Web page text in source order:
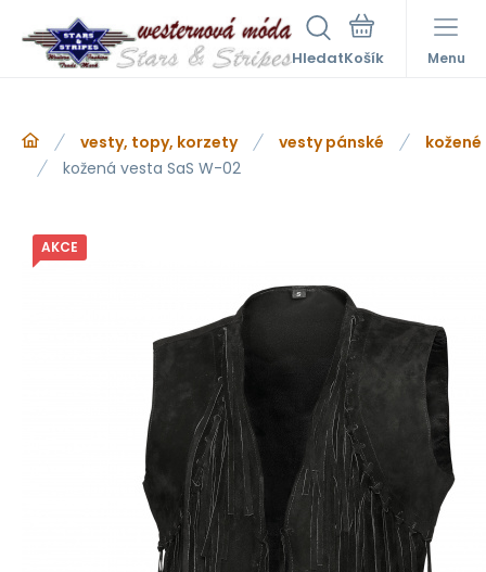
Hledat Menu
vesty, topy, korzety vesty pánské
kožené
kožená vesta SaS W-02
AKCE